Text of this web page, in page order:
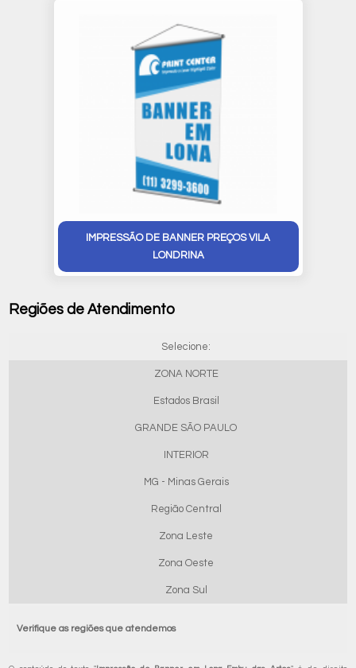
IMPRESSÃO DE BANNER PREÇOS VILA
LONDRINA
Regiões de Atendimento
Selecione:
ZONA NORTE
Estados Brasil
GRANDE SÃO PAULO
INTERIOR
MG - Minas Gerais
Região Central
Zona Leste
Zona Oeste
Zona Sul
Verifique as regiões que atendemos